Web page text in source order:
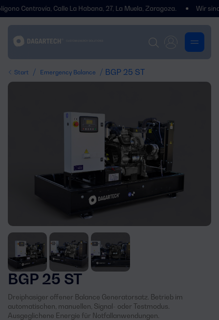
Calle La Habana, 27, La Muela, Zaragoza. Wir sind
Start / Emergency Balance / BGP 25 ST
BGP 25 ST
Dreiphasiger offener Balance Generatorsatz. Betrieb im
automatischen, manuellen, Signal- oder Testmodus.
Ausgeglichene Energie für Notfallanwendungen.